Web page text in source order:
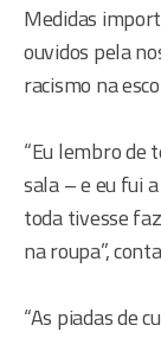
Medidas
ouvidos pela
racismo na
“Eu lembro de
sala – e eu fui
toda tivesse
na roupa”,
“As piadas de